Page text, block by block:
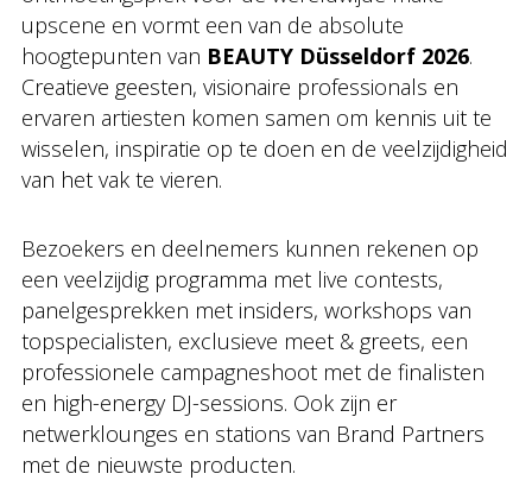
upscene en vormt een van de absolute
hoogtepunten van BEAUTY Düsseldorf 2026.
Creatieve geesten, visionaire professionals en
ervaren artiesten komen samen om kennis uit te
wisselen, inspiratie op te doen en de veelzijdigheid
van het vak te vieren.
Bezoekers en deelnemers kunnen rekenen op
een veelzijdig programma met live contests,
panelgesprekken met insiders, workshops van
topspecialisten, exclusieve meet & greets, een
professionele campagneshoot met de finalisten
en high-energy DJ-sessions. Ook zijn er
netwerklounges en stations van Brand Partners
met de nieuwste producten.